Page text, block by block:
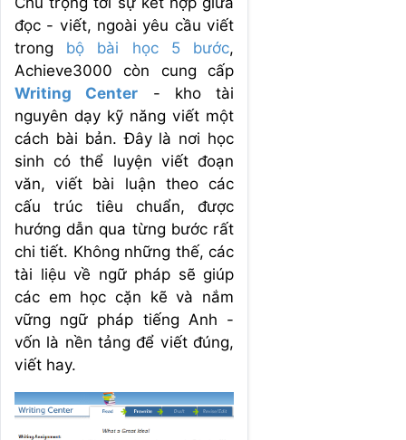
đọc - viết, ngoài yêu cầu viết
trong bộ bài học 5 bước,
Achieve3000 còn cung cấp
Writing Center - kho tài
nguyên dạy kỹ năng viết một
cách bài bản. Đây là nơi học
sinh có thể luyện viết đoạn
văn, viết bài luận theo các
cấu trúc tiêu chuẩn, được
hướng dẫn qua từng bước rất
chi tiết. Không những thế, các
tài liệu về ngữ pháp sẽ giúp
các em học cặn kẽ và nắm
vững ngữ pháp tiếng Anh -
vốn là nền tảng để viết đúng,
viết hay.